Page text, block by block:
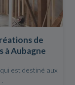
de
à Aubagne
est destiné aux